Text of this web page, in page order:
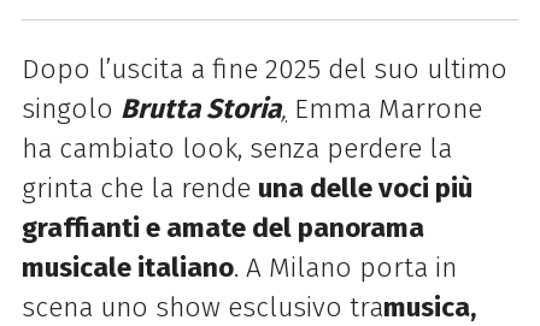
Dopo l’uscita a fine 2025 del suo ultimo
singolo Brutta Storia, Emma Marrone
ha cambiato look, senza perdere la
grinta che la rende una delle voci più
graffianti e amate del panorama
musicale italiano. A Milano porta in
scena uno show esclusivo tramusica,